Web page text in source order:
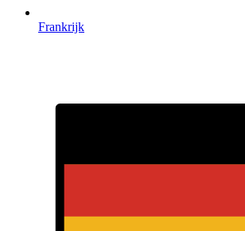
Frankrijk